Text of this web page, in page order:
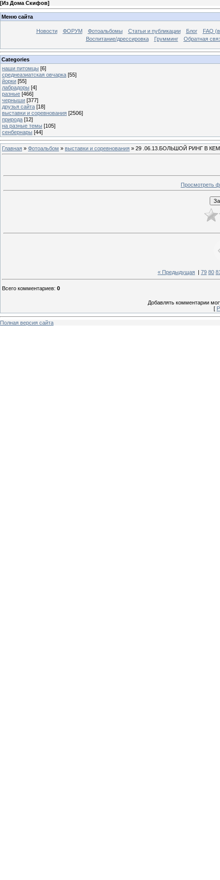
[Из Дома Скифов]
Меню сайта
Новости ФОРУМ Фотоальбомы Статьи и публикации Блог
FAQ
Воспитание/дрессировка
Грумминг Обратная
Categories
наши питомцы [6]
среднеазиатская овчарка [55]
йорки [55]
лабрадоры [4]
разные [466]
черныши [377]
друзья сайта [18]
выставки и соревнования [2506]
природа [12]
на разные темы [105]
сенбернары [44]
Главная » Фотоальбом » выставки и соревнования » 29 .06.13.БОЛЬШОЙ РИНГ В
Просмотреть
« Предыдущая | 79 80
Всего комментариев: 0
Добавлять комментарии
[
Полная версия сайта